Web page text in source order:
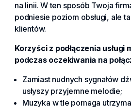
na linii. W ten sposób Twoja
podniesie poziom obsługi, ale
klientów.
Korzyści z podłączenia usługi
podczas oczekiwania na
Zamiast nudnych sygnałów
usłyszy przyjemne melodie;
Muzyka w tle pomaga